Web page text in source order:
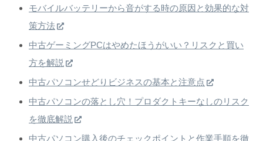
モバイルバッテリーから音がする時の原因と効果的な対
策方法
中古ゲーミングPCはやめたほうがいい？リスクと買い
方を解説
中古パソコンせどりビジネスの基本と注意点
中古パソコンの落とし穴！プロダクトキーなしのリスク
を徹底解説
中古パソコン購入後のチェックポイントと作業手順を徹